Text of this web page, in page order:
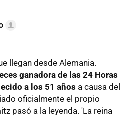
llegan desde Alemania.
ganadora de las 24 Horas
a los 51 años a causa del
oficialmente el propio
pasó a la leyenda. 'La reina